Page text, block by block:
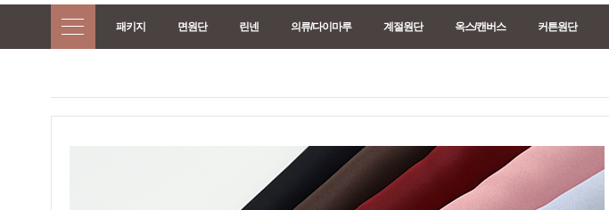
패키지 면원단 린넨 의류/다이마루 계절원단 옥스/캔버스 커튼원단